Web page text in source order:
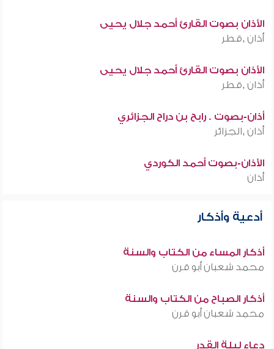
الأذان بصوت القارئ أحمد جلال يحيى
أذان ,قطر
الأذان بصوت القارئ أحمد جلال يحيى
أذان ,قطر
أذان-بصوت . رابح بن دراح الجزائري
أذان ,الجزائر
الأذان-بصوت أحمد الكوردي
أذان
أدعية وأذكار
أذكار المساء من الكتاب والسنة
محمد شعبان أبو قرن
أذكار الصباح من الكتاب والسنة
محمد شعبان أبو قرن
دعاء ليلة القدر